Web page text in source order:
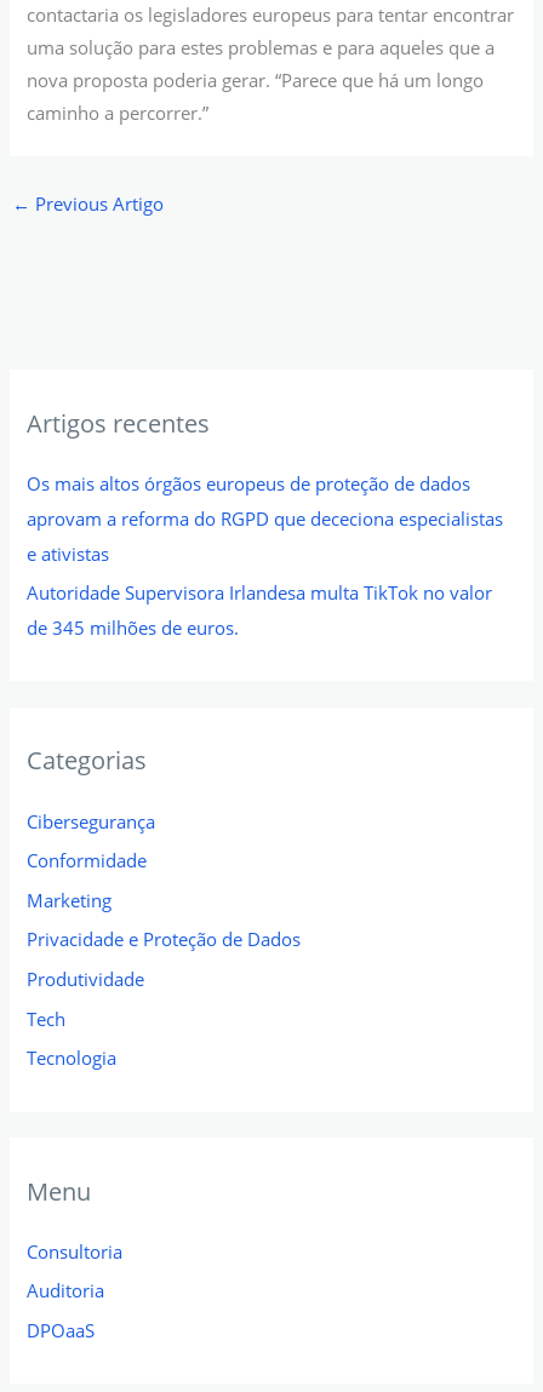
contactaria os legisladores europeus para tentar encontrar
uma solução para estes problemas e para aqueles que a
nova proposta poderia gerar. “Parece que há um longo
caminho a percorrer.”
← Previous Artigo
Artigos recentes
Os mais altos órgãos europeus de proteção de dados
aprovam a reforma do RGPD que dececiona especialistas
e ativistas
Autoridade Supervisora Irlandesa multa TikTok no valor
de 345 milhões de euros.
Categorias
Cibersegurança
Conformidade
Marketing
Privacidade e Proteção de Dados
Produtividade
Tech
Tecnologia
Menu
Consultoria
Auditoria
DPOaaS